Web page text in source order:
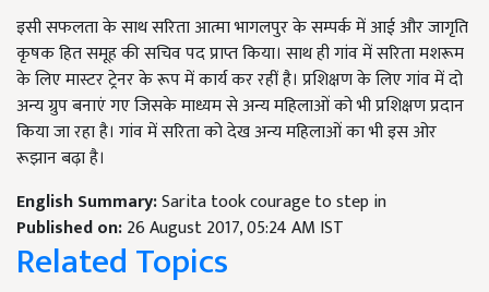
इसी सफलता के साथ सरिता आत्मा भागलपुर के सम्पर्क में आई और जागृति
कृषक हित समूह की सचिव पद प्राप्त किया। साथ ही गांव में सरिता मशरूम
के लिए मास्टर ट्रेनर के रूप में कार्य कर रहीं है। प्रशिक्षण के लिए गांव में दो
अन्य ग्रुप बनाएं गए जिसके माध्यम से अन्य महिलाओं को भी प्रशिक्षण प्रदान
किया जा रहा है। गांव में सरिता को देख अन्य महिलाओं का भी इस ओर
रूझान बढ़ा है।
English Summary:Sarita took courage to step in
Published on:26 August 2017, 05:24 AM IST
Related Topics